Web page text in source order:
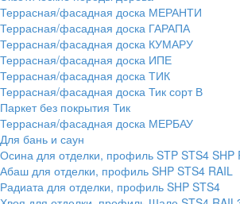
Террасная/фасадная доска МЕРАНТИ
Террасная/фасадная доска ГАРАПА
Террасная/фасадная доска КУМАРУ
Террасная/фасадная доска ИПЕ
Террасная/фасадная доска ТИК
Террасная/фасадная доска Тик сорт В
Паркет без покрытия Тик
Террасная/фасадная доска МЕРБАУ
Для бань и саун
Осина для отделки, профиль STP STS4 SHP
Абаш для отделки, профиль SHP STS4 RAIL
Радиата для отделки, профиль SHP STS4